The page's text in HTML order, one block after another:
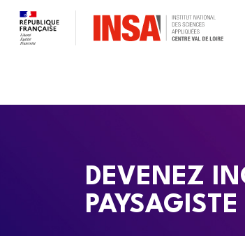
DEVENEZ